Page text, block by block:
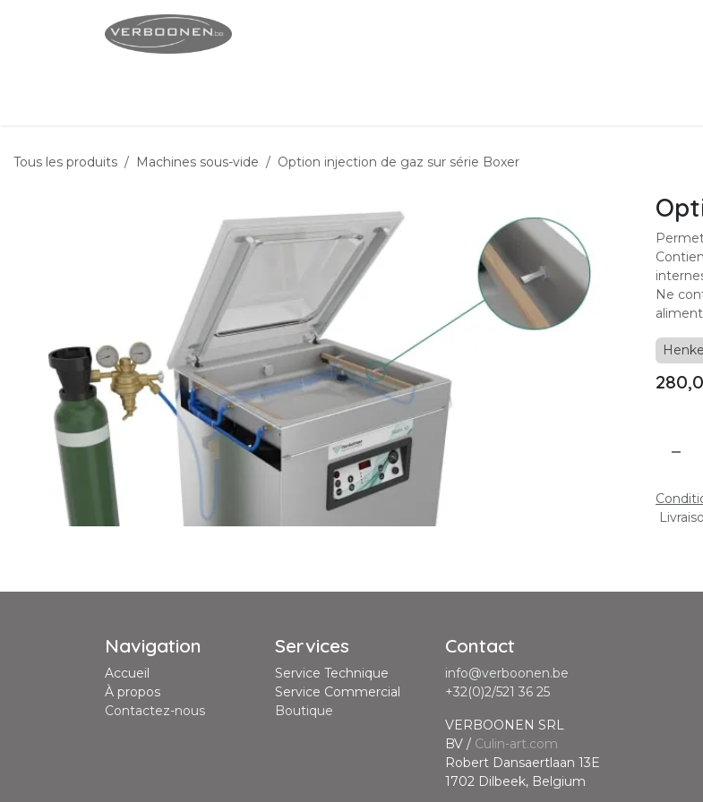
Tous les produits Machines sous-vide Option injection de gaz sur série Boxer
Ne
Navigation
Accueil
À propos
Contactez-nous
Services
Service Technique
Service Commercial
Boutique
Contact
info@verboonen.be
+32(0)2/521 36 25
VERBOONEN SRL
BV / Culin-art.com
Robert Dansaertlaan 13E
1702 Dilbeek, Belgium